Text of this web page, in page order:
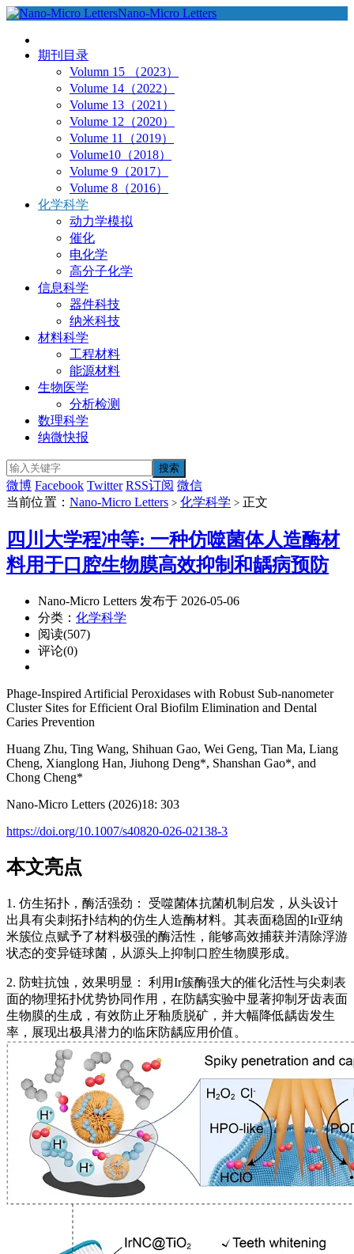
Nano-Micro Letters
期刊目录
Volumn 15 （2023）
Volume 14（2022）
Volume 13（2021）
Volume 12（2020）
Volume 11（2019）
Volume10（2018）
Volume 9（2017）
Volume 8（2016）
化学科学
动力学模拟
催化
电化学
高分子化学
信息科学
器件科技
纳米科技
材料科学
工程材料
能源材料
生物医学
分析检测
数理科学
纳微快报
微博 Facebook Twitter RSS订阅 微信
当前位置： Nano-Micro Letters > 化学科学 > 正文
四川大学程冲等: 一种仿噬菌体人造酶材
料用于口腔生物膜高效抑制和龋病预防
Nano-Micro Letters 发布于 2026-05-06
分类： 化学科学
阅读(507)
评论(0)
Phage-Inspired Artificial Peroxidases with Robust Sub-nanometer
Cluster Sites for Efficient Oral Biofilm Elimination and Dental
Caries Prevention
Huang Zhu, Ting Wang, Shihuan Gao, Wei Geng, Tian Ma, Liang
Cheng, Xianglong Han, Jiuhong Deng*, Shanshan Gao*, and
Chong Cheng*
Nano-Micro Letters (2026)18: 303
https://doi.org/10.1007/s40820-026-02138-3
本文亮点
1. 仿生拓扑，酶活强劲： 受噬菌体抗菌机制启发，从头设计
出具有尖刺拓扑结构的仿生人造酶材料。其表面稳固的Ir亚纳
米簇位点赋予了材料极强的酶活性，能够高效捕获并清除浮游
状态的变异链球菌，从源头上抑制口腔生物膜形成。
2. 防蛀抗蚀，效果明显： 利用Ir簇酶强大的催化活性与尖刺表
面的物理拓扑优势协同作用，在防龋实验中显著抑制牙齿表面
生物膜的生成，有效防止牙釉质脱矿，并大幅降低龋齿发生
率，展现出极具潜力的临床防龋应用价值。